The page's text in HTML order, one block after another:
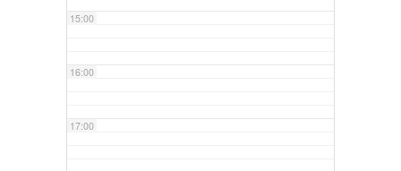
15:00
16:00
17:00